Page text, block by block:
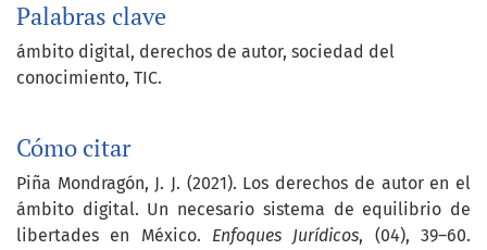
Palabras clave
ámbito digital derechos de autor sociedad del
conocimiento TIC.
Cómo citar
Piña Mondragón, J. J. (2021). Los derechos de autor en el
ámbito digital. Un necesario sistema de equilibrio de
libertades en México. Enfoques Jurídicos, (04), 39–60.